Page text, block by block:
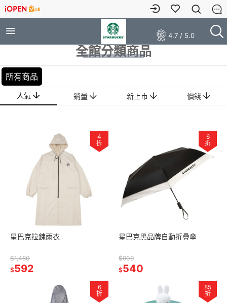
4.7 / 5.0
全館分類商品
所有商品
人氣 銷量 新上市 價錢
4
折
星巴克拉鍊雨衣
$1,480
$592
6
折
星巴克黑品牌自動折疊傘
$900
$540
6
折
85
折